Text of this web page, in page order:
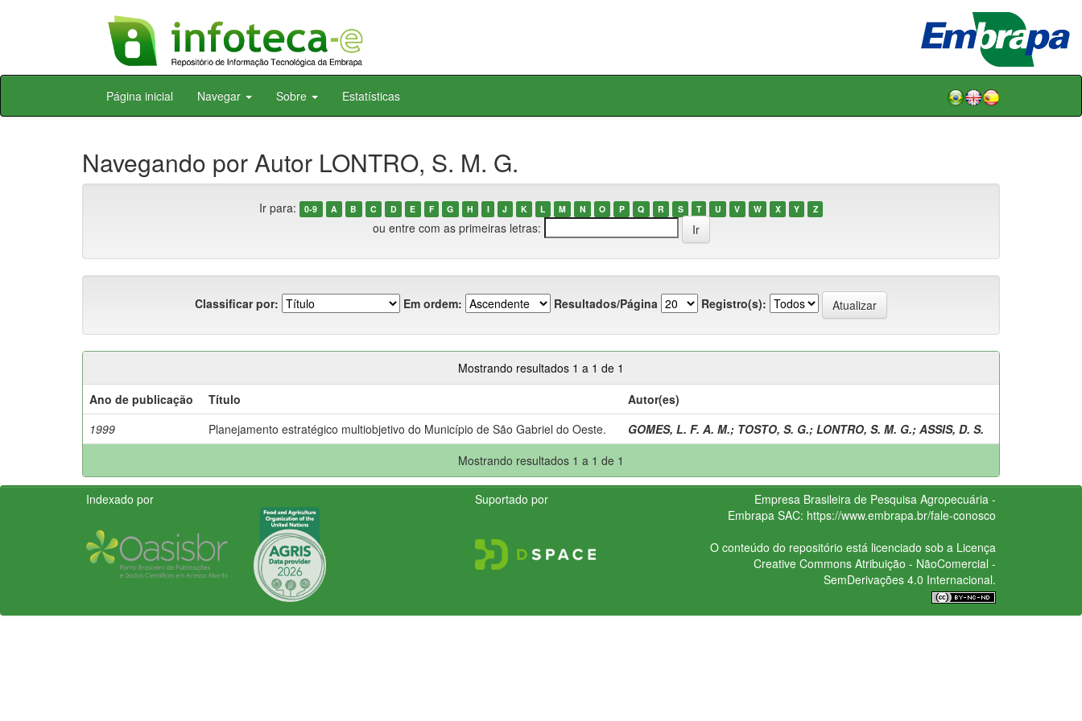
Skip
Página inicial Navegar Sobre Estatísticas
Navegando por Autor LONTRO, S. M. G.
Ir para: 0-9 A B C D E F G H I J K L M N O P Q R S T U V W X Y Z
ou entre com as primeiras letras:
Classificar por: Em ordem: Resultados/Página Registro(s):
Mostrando resultados 1 a 1 de 1
Ano de publicação
Título
Autor(es)
1999
Planejamento estratégico multiobjetivo do Município de São Gabriel do Oeste. GOMES, L. F. A. M.; TOSTO, S. G.; LONTRO, S. M. G.; ASSIS, D. S.
Mostrando resultados 1 a 1 de 1
Indexado por Suportado por
Empresa Brasileira de Pesquisa Agropecuária -
Embrapa SAC: https://www.embrapa.br/fale-conosco
O conteúdo do repositório está licenciado sob a Licença
Creative CommonsAtribuição - NãoComercial -
SemDerivações 4.0 Internacional.